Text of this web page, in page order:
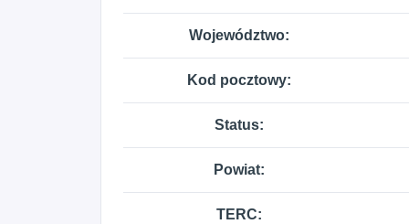
Województwo:
Kod pocztowy:
Status:
Powiat:
TERC: